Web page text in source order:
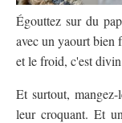
Égouttez sur du
avec un yaourt bien
et le froid, c'est
Et surtout,
leur croquant. Et